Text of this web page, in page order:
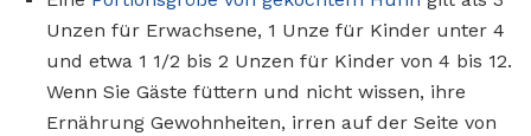
Unzen für Erwachsene, 1 Unze für Kinder unter 4
und etwa 1 1/2 bis 2 Unzen für Kinder von 4 bis 12.
Wenn Sie Gäste füttern und nicht wissen, ihre
Ernährung Gewohnheiten, irren auf der Seite von